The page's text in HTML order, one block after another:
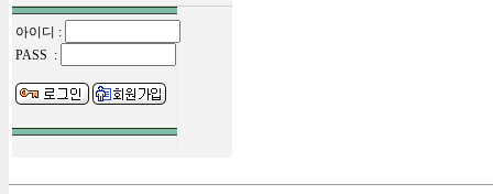
아이디 :
PASS :